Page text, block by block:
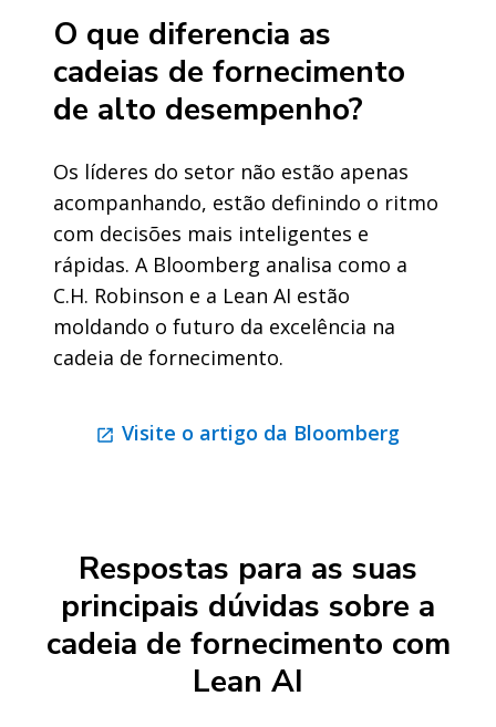
O que diferencia as
cadeias de fornecimento
de alto desempenho?
Os líderes do setor não estão apenas
acompanhando, estão definindo o ritmo
com decisões mais inteligentes e
rápidas. A Bloomberg analisa como a
C.H. Robinson e a Lean AI estão
moldando o futuro da excelência na
cadeia de fornecimento.
Visite o artigo da Bloomberg
Respostas para as suas
principais dúvidas sobre a
cadeia de fornecimento com
Lean AI